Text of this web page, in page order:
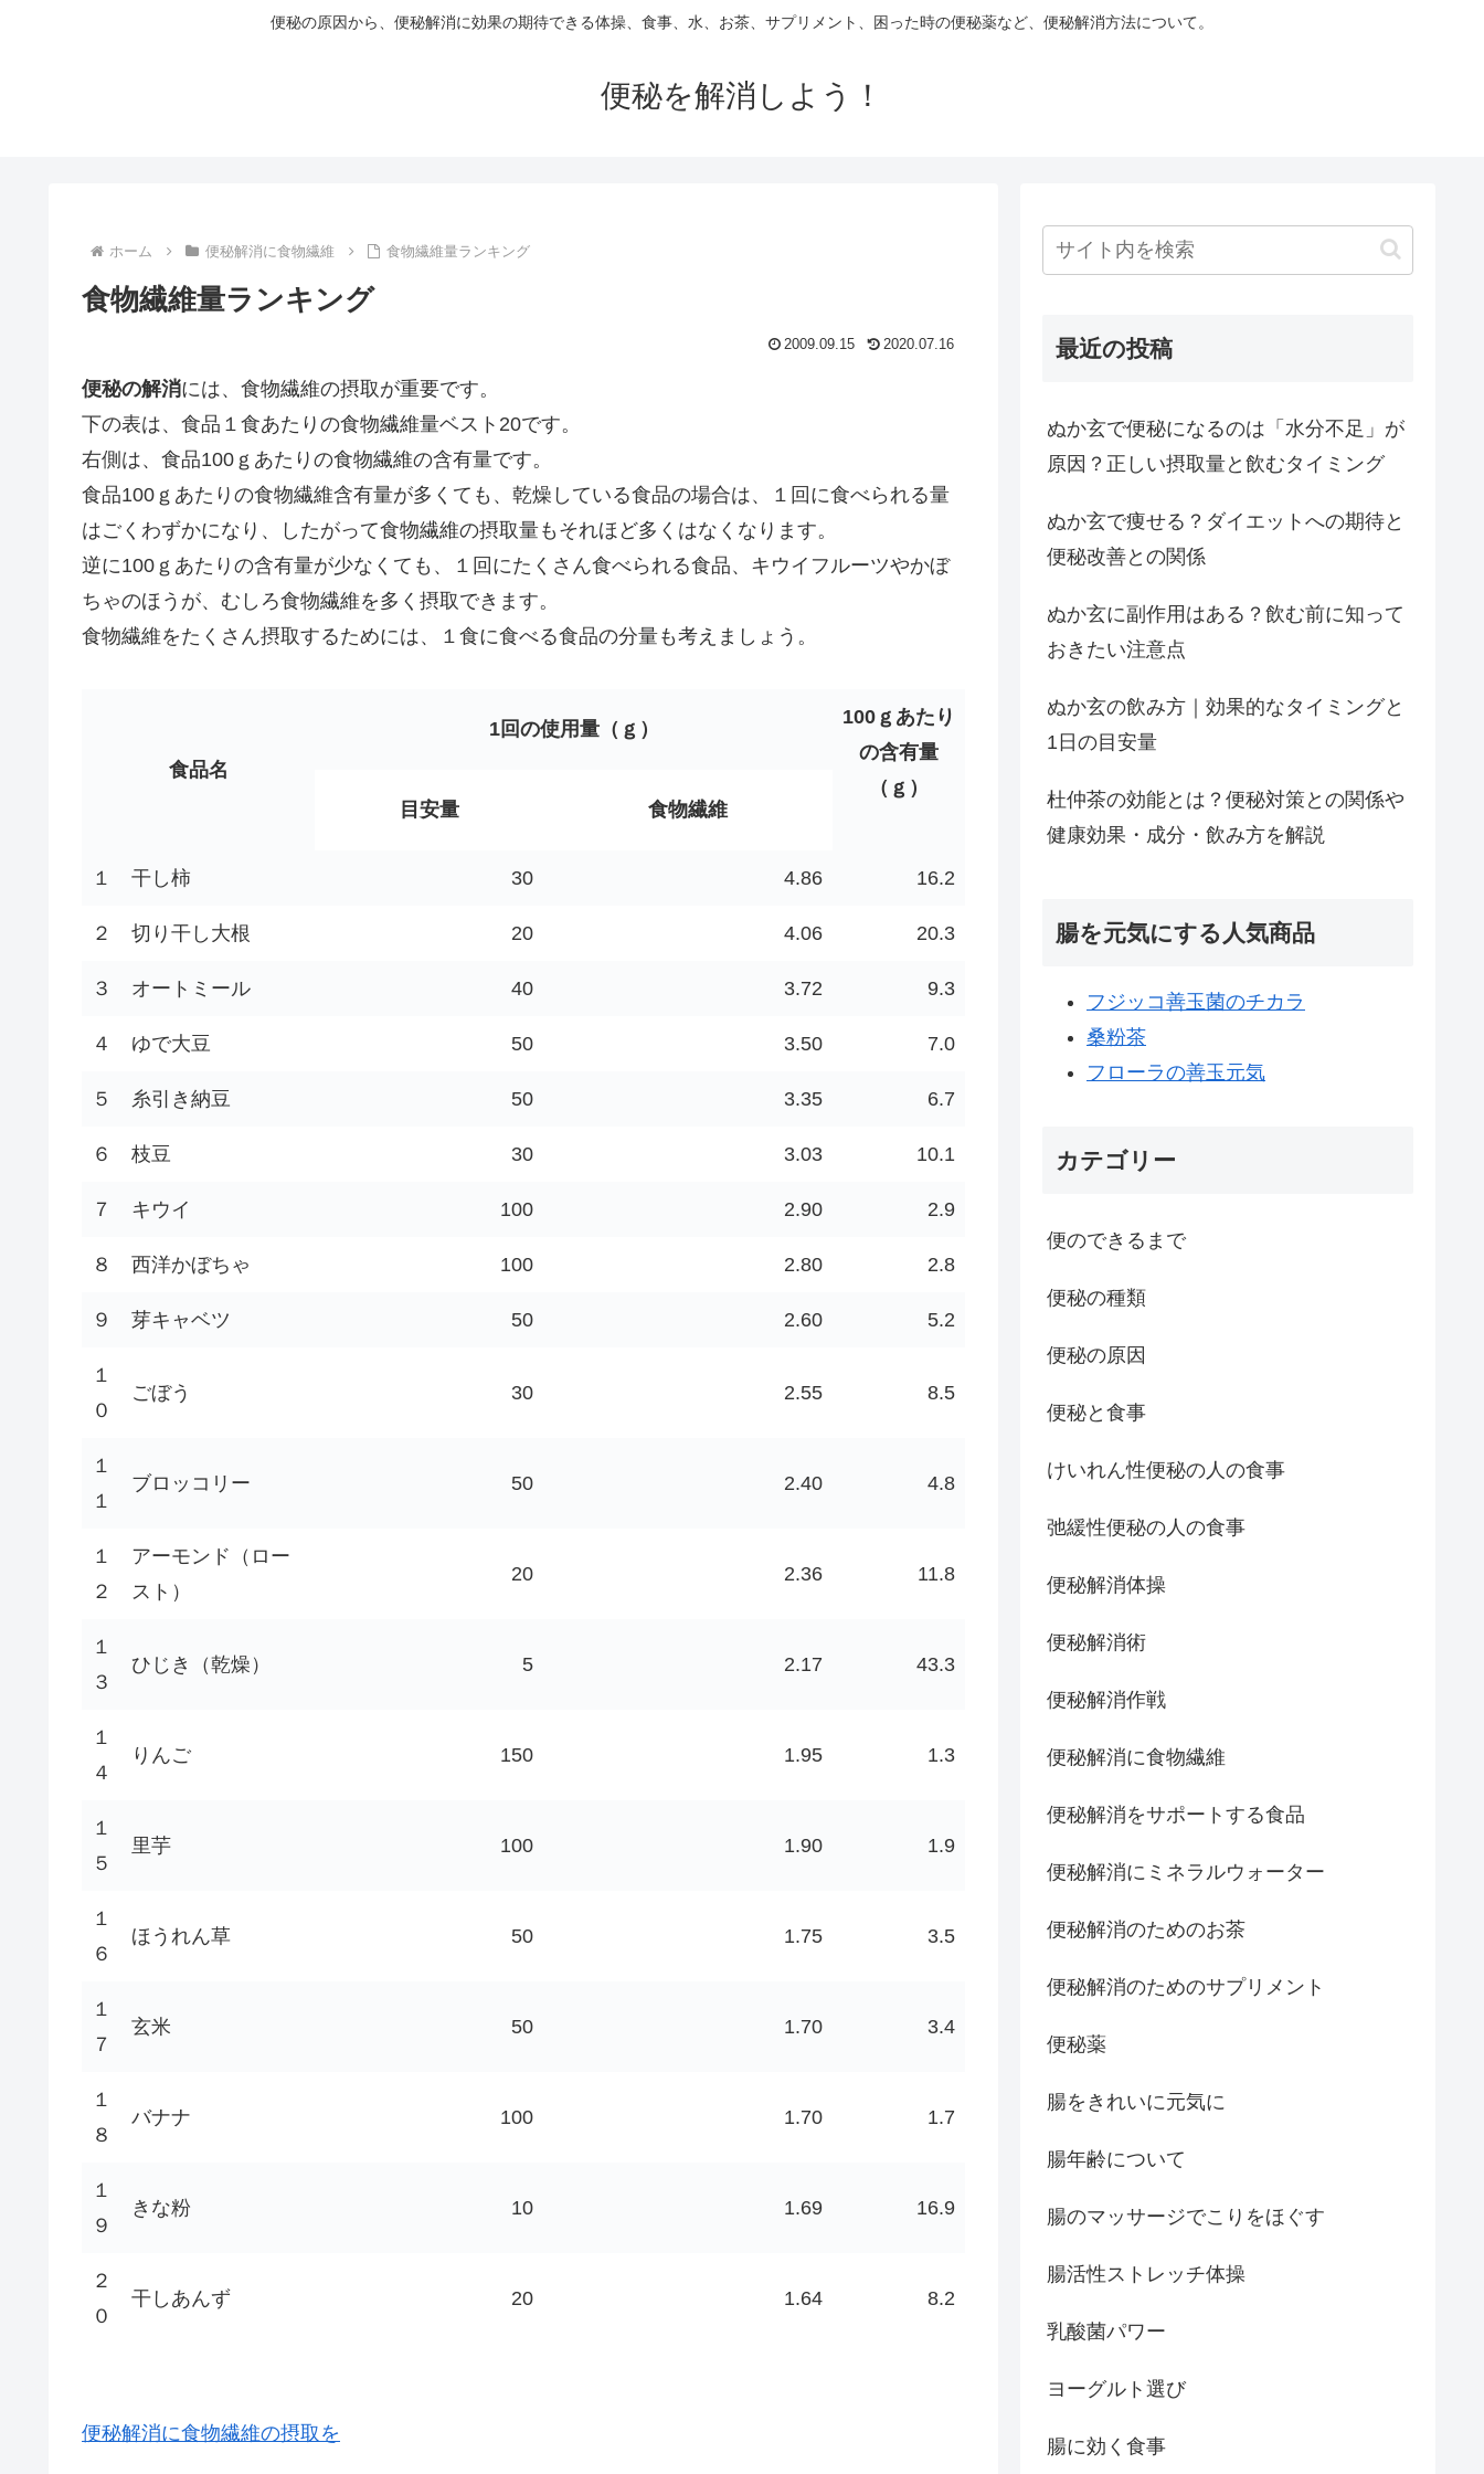
便秘の原因から、便秘解消に効果の期待できる体操、食事、水、お茶、サプリメント、困った時の便秘薬など、便秘解消方法について。
便秘を解消しよう！
ホーム 便秘解消に食物繊維 食物繊維量ランキング
食物繊維量ランキング
2009.09.15 2020.07.16
便秘の解消には、食物繊維の摂取が重要です。
下の表は、食品１食あたりの食物繊維量ベスト20です。
右側は、食品100ｇあたりの食物繊維の含有量です。
食品100ｇあたりの食物繊維含有量が多くても、乾燥している食品の場合は、１回に食べられる量
はごくわずかになり、したがって食物繊維の摂取量もそれほど多くはなくなります。
逆に100ｇあたりの含有量が少なくても、１回にたくさん食べられる食品、キウイフルーツやかぼ
ちゃのほうが、むしろ食物繊維を多く摂取できます。
食物繊維をたくさん摂取するためには、１食に食べる食品の分量も考えましょう。
食品名
1回の使用量（ｇ）
100ｇあたり
の含有量
（ｇ）
目安量
食物繊維
１ 干し柿 30 4.86 16.2
２ 切り干し大根 20 4.06 20.3
３ オートミール 40 3.72 9.3
４ ゆで大豆 50 3.50 7.0
５ 糸引き納豆 50 3.35 6.7
６ 枝豆 30 3.03 10.1
７ キウイ 100 2.90 2.9
８ 西洋かぼちゃ 100 2.80 2.8
９ 芽キャベツ 50 2.60 5.2
１
０
ごぼう 30 2.55 8.5
１
１
ブロッコリー 50 2.40 4.8
１
２
アーモンド（ロー
スト）
20 2.36 11.8
１
３
ひじき（乾燥） 5 2.17 43.3
１
４
りんご 150 1.95 1.3
１
５
里芋 100 1.90 1.9
１
６
ほうれん草 50 1.75 3.5
１
７
玄米 50 1.70 3.4
１
８
バナナ 100 1.70 1.7
１
９
きな粉 10 1.69 16.9
２
０
干しあんず 20 1.64 8.2
便秘解消に食物繊維の摂取を
最近の投稿
ぬか玄で便秘になるのは「水分不足」が
原因？正しい摂取量と飲むタイミング
ぬか玄で痩せる？ダイエットへの期待と
便秘改善との関係
ぬか玄に副作用はある？飲む前に知って
おきたい注意点
ぬか玄の飲み方｜効果的なタイミングと
1日の目安量
杜仲茶の効能とは？便秘対策との関係や
健康効果・成分・飲み方を解説
腸を元気にする人気商品
フジッコ善玉菌のチカラ
桑粉茶
フローラの善玉元気
カテゴリー
便のできるまで
便秘の種類
便秘の原因
便秘と食事
けいれん性便秘の人の食事
弛緩性便秘の人の食事
便秘解消体操
便秘解消術
便秘解消作戦
便秘解消に食物繊維
便秘解消をサポートする食品
便秘解消にミネラルウォーター
便秘解消のためのお茶
便秘解消のためのサプリメント
便秘薬
腸をきれいに元気に
腸年齢について
腸のマッサージでこりをほぐす
腸活性ストレッチ体操
乳酸菌パワー
ヨーグルト選び
腸に効く食事